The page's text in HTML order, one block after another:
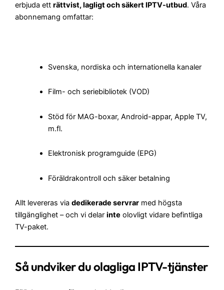
erbjuda ett rättvist, lagligt och säkert IPTV-utbud. Våra
abonnemang omfattar:
Svenska, nordiska och internationella kanaler
Film- och seriebibliotek (VOD)
Stöd för MAG-boxar, Android-appar, Apple TV,
m.fl.
Elektronisk programguide (EPG)
Föräldrakontroll och säker betalning
Allt levereras via dedikerade servrar med högsta
tillgänglighet – och vi delar inte olovligt vidare befintliga
TV-paket.
Så undviker du olagliga IPTV-tjänster